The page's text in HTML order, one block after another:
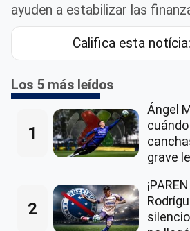
ayuden a estabilizar las
Califica esta notícia:
Los 5 más leídos
1
Ángel
grave
2